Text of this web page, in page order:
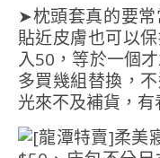
➤枕頭套真的要常
貼近皮膚也可以
入50，等於一個
多買幾組替換，
光來不及補貨，